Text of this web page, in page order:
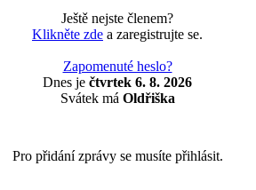
Ještě nejste členem?
Klikněte zde a zaregistrujte se.
Zapomenuté heslo?
Dnes je čtvrtek 6. 8. 2026
Svátek má Oldřiška
Pro přidání zprávy se musíte přihlásit.